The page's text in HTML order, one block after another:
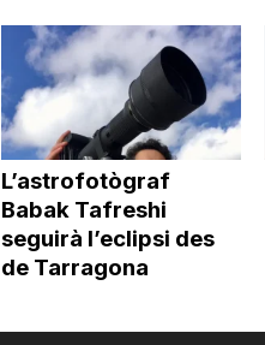
L’astrofotògraf
Babak Tafreshi
seguirà l’eclipsi des
de Tarragona